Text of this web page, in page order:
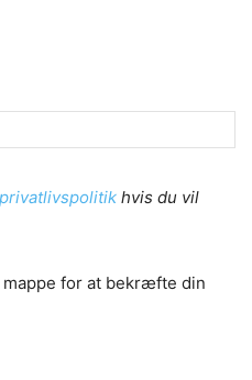
privatlivspolitik hvis du vil
for at bekræfte din